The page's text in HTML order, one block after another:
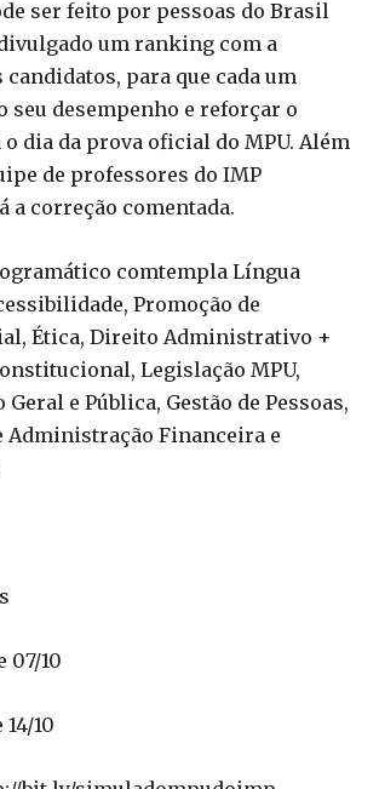
ser feito por pessoas do Brasil
um ranking com a
candidatos, para que cada um
seu desempenho e reforçar o
dia da prova oficial do MPU. Além
de professores do IMP
a correção comentada.
comtempla Língua
Promoção de
Ética, Direito Administrativo +
Legislação MPU,
e Pública, Gestão de Pessoas,
Administração Financeira e
07/10
14/10